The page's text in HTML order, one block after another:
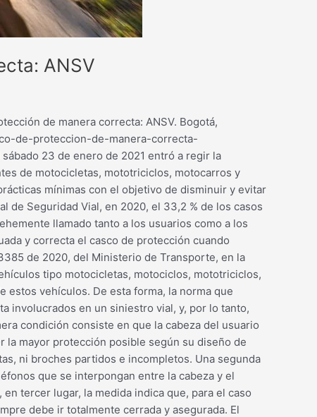
ANSV
de manera correcta: ANSV. Bogotá,
de-proteccion-de-manera-correcta-
23 de enero de 2021 entró a regir la
de motocicletas, mototriciclos, motocarros y
mínimas con el objetivo de disminuir y evitar
de Seguridad Vial, en 2020, el 33,2 % de los casos
llamado tanto a los usuarios como a los
y correcta el casco de protección cuando
de 2020, del Ministerio de Transporte, en la
tipo motocicletas, motociclos, mototriciclos,
estos vehículos. De esta forma, la norma que
involucrados en un siniestro vial, y, por lo tanto,
condición consiste en que la cabeza del usuario
la mayor protección posible según su diseño de
ni broches partidos e incompletos. Una segunda
que se interpongan entre la cabeza y el
tercer lugar, la medida indica que, para el caso
debe ir totalmente cerrada y asegurada. El